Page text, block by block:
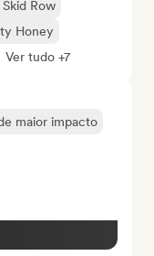
Skid Row
Honey
Ver tudo +7
maior impacto